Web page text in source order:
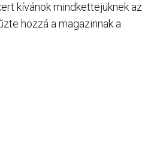
kívánok mindkettejüknek az
hozzá a magazinnak a